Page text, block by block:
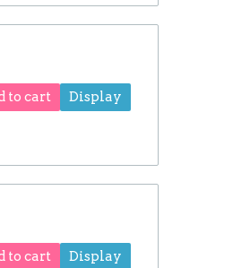
to cart Display
to cart Display